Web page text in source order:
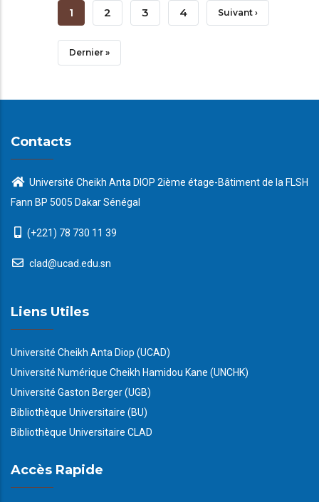
Pagination
Page
Courante
1 Page
2 Page
3 Page
4 Page
Suivant ›
Dernière
Dernier »
Contacts
Université Cheikh Anta DIOP 2ième étage-Bâtiment de la FLSH
Fann BP 5005 Dakar Sénégal
(+221) 78 730 11 39
clad@ucad.edu.sn
Liens Utiles
Université Cheikh Anta Diop (UCAD)
Université Numérique Cheikh Hamidou Kane (UNCHK)
Université Gaston Berger (UGB)
Bibliothèque Universitaire (BU)
Bibliothèque Universitaire CLAD
Accès Rapide